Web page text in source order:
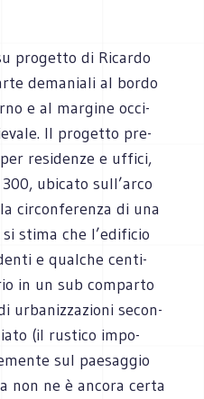
pro­getto di Ricardo
dema­niali al bordo
e al mar­gine occi­
Il pro­getto pre­
resi­denze e uffici,
ubi­cato sull’arco
cir­con­fe­renza di una
stima che l’edificio
e qual­che cen­ti­
in un sub com­parto
urba­niz­za­zioni secon­
(il rustico impo­
sul pae­sag­gio
non ne è ancora certa